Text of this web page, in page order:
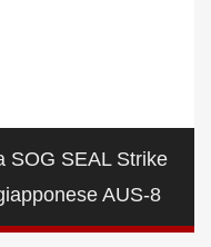
SOG SEAL Strike
AUS-8